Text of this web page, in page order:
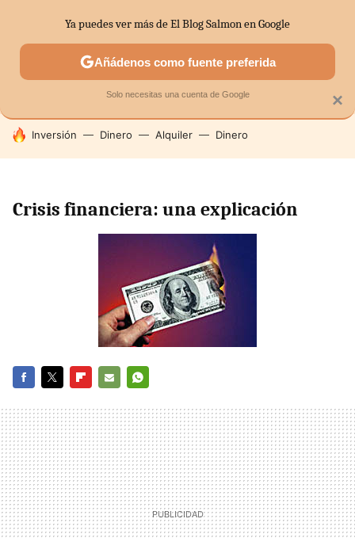
SECTORES ECONOMÍA DOMÉSTICA MERCADOS
HOY SE HABLA DE
Inversión Dinero Alquiler Dinero
Crisis financiera: una explicación
MAIL
×
Ya puedes ver más de El Blog Salmon en Google
Añádenos como fuente preferida
Solo necesitas una cuenta de Google